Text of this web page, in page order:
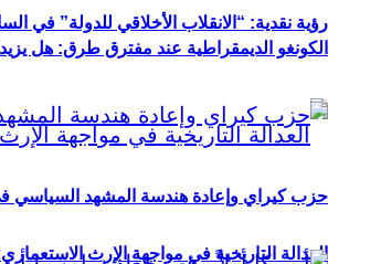
رؤية نقدية: “الانقلاب الأخلاقي للدولة” في
العدالة التاريخية في مواجهة الإرث
الكونغو الديمقراطية عند مفترق طرق: هل يزيد
حزب كيراي وإعادة هندسة المشهد السياسي